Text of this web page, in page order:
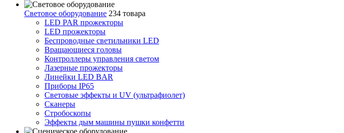
Световое оборудование 234 товара
LED PAR прожекторы
LED прожекторы
Беспроводные светильники LED
Вращающиеся головы
Контроллеры управления светом
Лазерные прожекторы
Линейки LED BAR
Приборы IP65
Световые эффекты и UV (ультрафиолет)
Сканеры
Стробоскопы
Эффекты дым машины пушки конфетти